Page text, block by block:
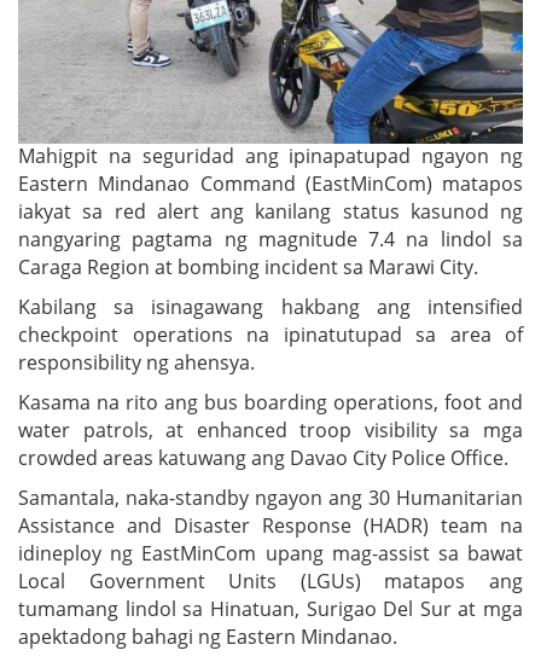
Mahigpit na seguridad ang ipinapatupad ngayon ng
Eastern Mindanao Command (EastMinCom) matapos
iakyat sa red alert ang kanilang status kasunod ng
nangyaring pagtama ng magnitude 7.4 na lindol sa
Caraga Region at bombing incident sa Marawi City.
Kabilang sa isinagawang hakbang ang intensified
checkpoint operations na ipinatutupad sa area of
responsibility ng ahensya.
Kasama na rito ang bus boarding operations, foot and
water patrols, at enhanced troop visibility sa mga
crowded areas katuwang ang Davao City Police Office.
Samantala, naka-standby ngayon ang 30 Humanitarian
Assistance and Disaster Response (HADR) team na
idineploy ng EastMinCom upang mag-assist sa bawat
Local Government Units (LGUs) matapos ang
tumamang lindol sa Hinatuan, Surigao Del Sur at mga
apektadong bahagi ng Eastern Mindanao.